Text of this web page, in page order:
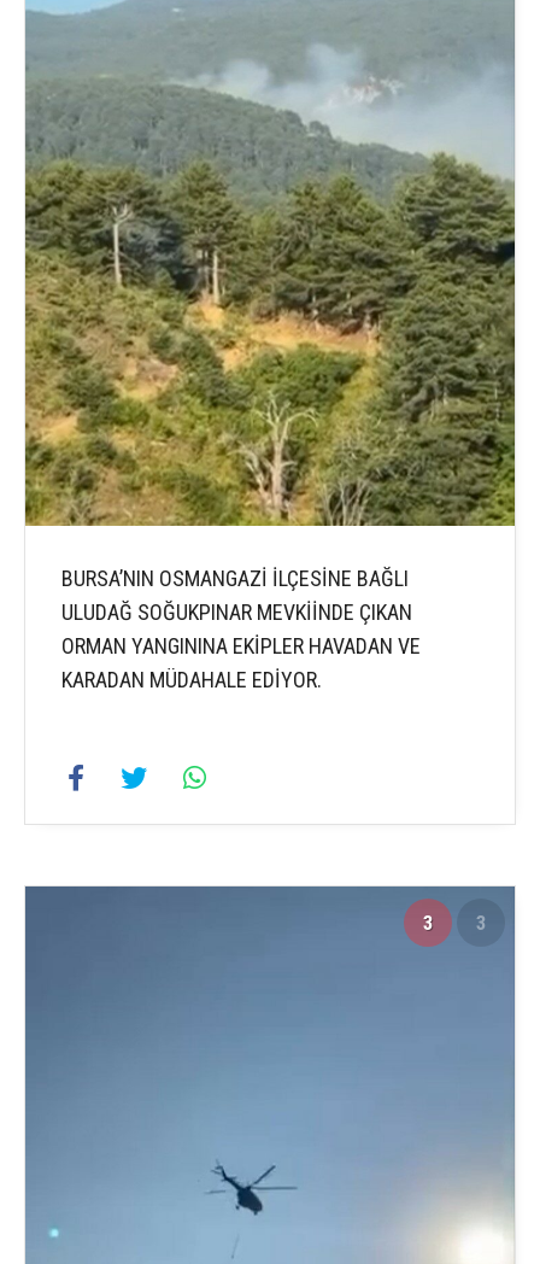
BURSA’NIN OSMANGAZİ İLÇESİNE BAĞLI
ULUDAĞ SOĞUKPINAR MEVKİİNDE ÇIKAN
ORMAN YANGININA EKİPLER HAVADAN VE
KARADAN MÜDAHALE EDİYOR.
3 3